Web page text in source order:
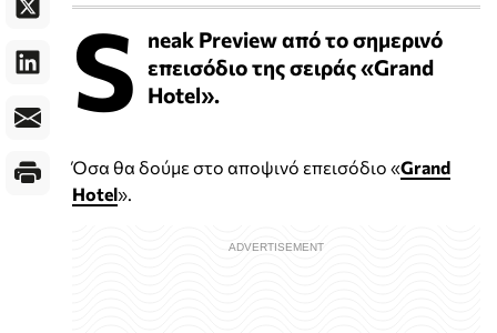
S neak Preview από το σημερινό
επεισόδιο της σειράς «Grand
Hotel».
Όσα θα δούμε στο αποψινό επεισόδιο «Grand
Hotel».